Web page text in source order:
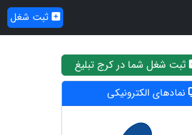
ثبت شغل
ثبت شغل شما در کرج تبلیغ
نمادهای الکترونیکی